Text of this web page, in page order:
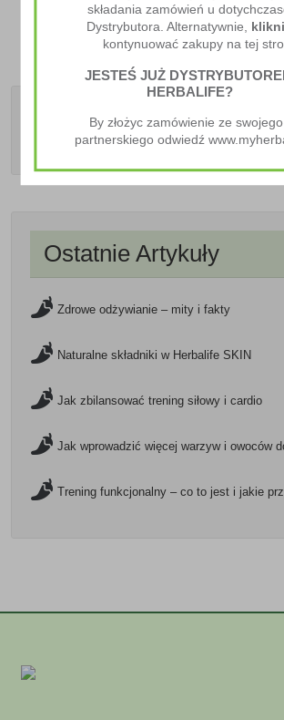
Ostatnie Artykuły
Zdrowe odżywianie – mity i fakty
Naturalne składniki w Herbalife SKIN
Jak zbilansować trening siłowy i cardio
Jak wprowadzić więcej warzyw i owoców
Trening funkcjonalny – co to jest i jakie
składania zamówień u
Dystrybutora. Alternatywnie,
kontynuować zakupy na tej
JESTEŚ JUŻ
HERBALIFE?
By złożyc zamówienie ze
partnerskiego odwiedź